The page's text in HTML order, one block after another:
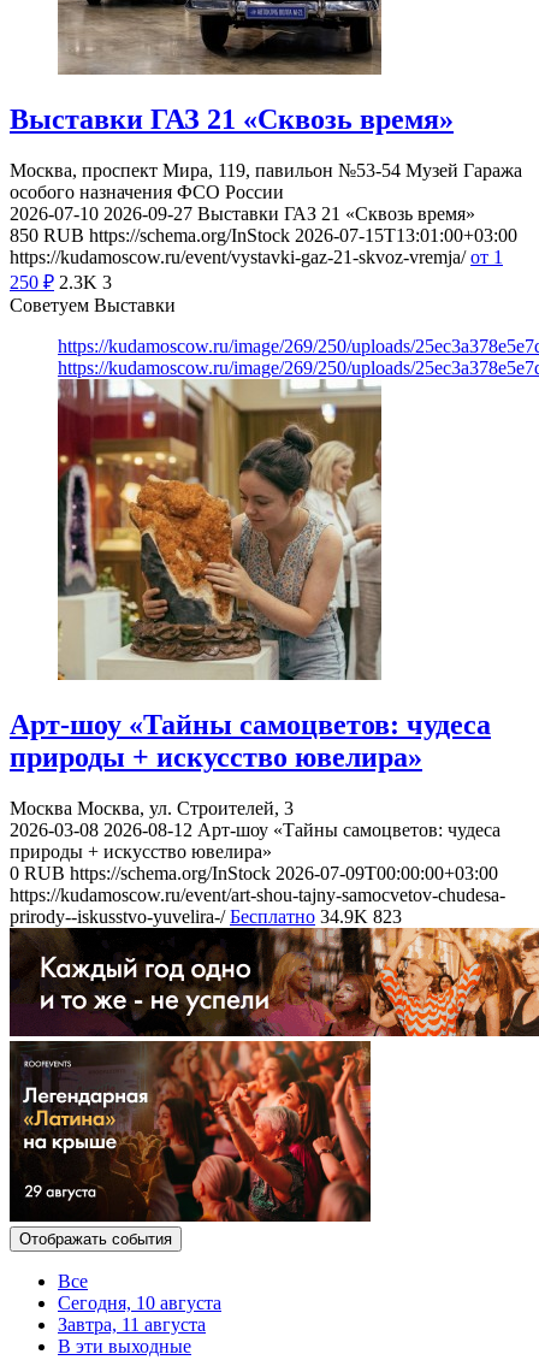
Выставки ГАЗ 21 «Сквозь время»
Москва, проспект Мира, 119, павильон №53-54 Музей Гаража
особого назначения ФСО России
2026-07-10 2026-09-27 Выставки ГАЗ 21 «Сквозь время»
850 RUB https://schema.org/InStock 2026-07-15T13:01:00+03:00
https://kudamoscow.ru/event/vystavki-gaz-21-skvoz-vremja/ от 1
250 ₽ 2.3K 3
Советуем Выставки
https://kudamoscow.ru/image/269/250/uploads/
https://kudamoscow.ru/image/269/250/uploads/
Арт-шоу «Тайны самоцветов: чудеса
природы + искусство ювелира»
Москва Москва, ул. Строителей, 3
2026-03-08 2026-08-12 Арт-шоу «Тайны самоцветов: чудеса
природы + искусство ювелира»
0 RUB https://schema.org/InStock 2026-07-09T00:00:00+03:00
https://kudamoscow.ru/event/art-shou-tajny-samocvetov-chudesa-
prirody--iskusstvo-yuvelira-/ Бесплатно 34.9K 823
Отображать события
Все
Сегодня, 10 августа
Завтра, 11 августа
В эти выходные